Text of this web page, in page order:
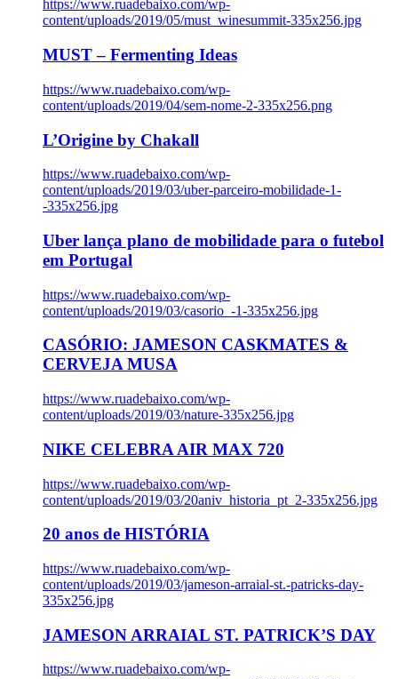
https://www.ruadebaixo.com/wp-
content/uploads/2019/05/must_winesummit-335x256.jpg
MUST – Fermenting Ideas
https://www.ruadebaixo.com/wp-
content/uploads/2019/04/sem-nome-2-335x256.png
L’Origine by Chakall
https://www.ruadebaixo.com/wp-
content/uploads/2019/03/uber-parceiro-mobilidade-1-
-335x256.jpg
Uber lança plano de mobilidade para o futebol
em Portugal
https://www.ruadebaixo.com/wp-
content/uploads/2019/03/casorio_-1-335x256.jpg
CASÓRIO: JAMESON CASKMATES &
CERVEJA MUSA
https://www.ruadebaixo.com/wp-
content/uploads/2019/03/nature-335x256.jpg
NIKE CELEBRA AIR MAX 720
https://www.ruadebaixo.com/wp-
content/uploads/2019/03/20aniv_historia_pt_2-335x256.jpg
20 anos de HISTÓRIA
https://www.ruadebaixo.com/wp-
content/uploads/2019/03/jameson-arraial-st.-patricks-day-
335x256.jpg
JAMESON ARRAIAL ST. PATRICK’S DAY
https://www.ruadebaixo.com/wp-